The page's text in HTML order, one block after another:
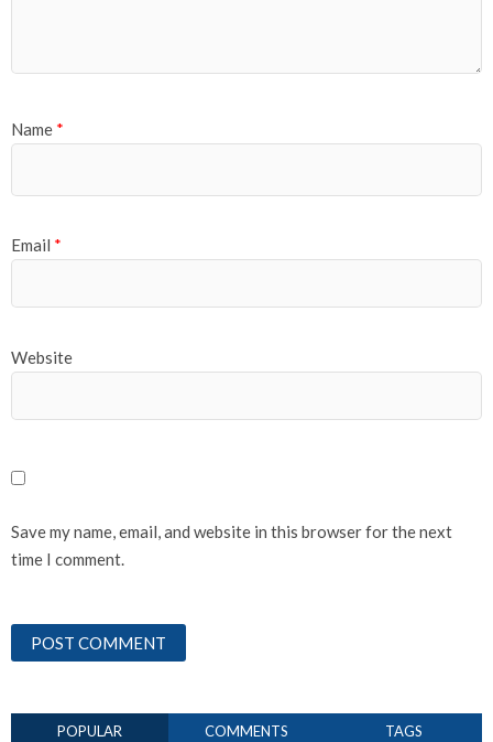
Name *
Email *
Website
Save my name, email, and website in this browser for the next
time I comment.
POPULAR COMMENTS TAGS